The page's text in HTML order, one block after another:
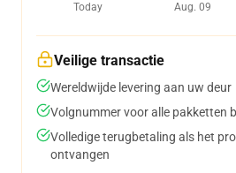
Today
Aug. 09
Veilige transactie
Wereldwijde levering aan uw deur
Volgnummer voor alle pakketten
Volledige terugbetaling als het
ontvangen